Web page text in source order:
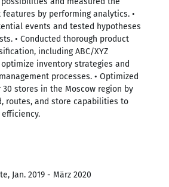
by performing analytics. •
events and tested hypotheses
• Conducted thorough product
including ABC/XYZ
inventory strategies and
processes. • Optimized
stores in the Moscow region by
routes, and store capabilities to
Jan. 2019 - März 2020